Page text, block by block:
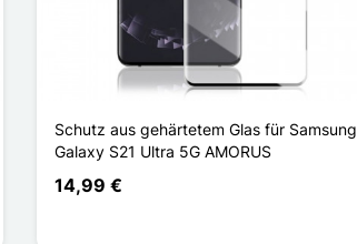
Schutz aus gehärtetem Glas für Samsung
Galaxy S21 Ultra 5G AMORUS
14,99 €